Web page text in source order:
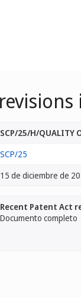
SCP/25/H/QUALITY
SCP/25
15 de diciembre de
Recent Patent Act
Documento completo